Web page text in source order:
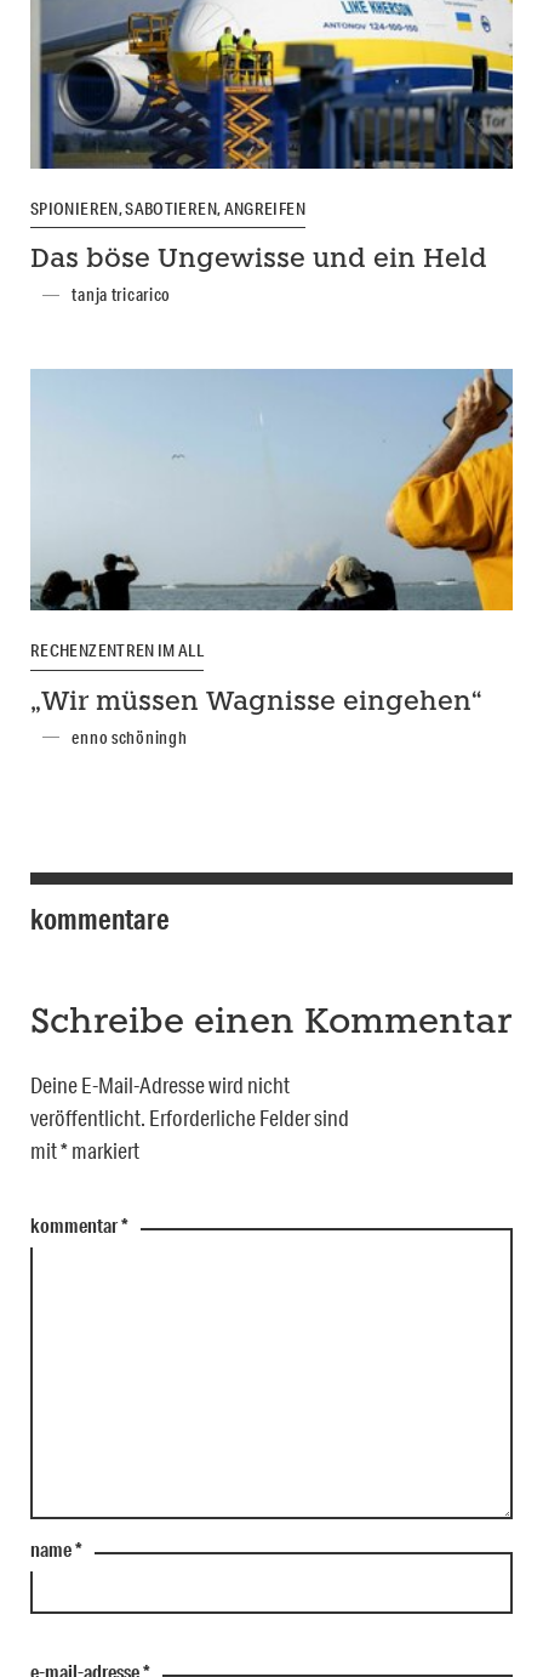
SPIONIEREN, SABOTIEREN, ANGREIFEN
Das böse Ungewisse und ein Held
tanja tricarico
RECHENZENTREN IM ALL
„Wir müssen Wagnisse eingehen“
enno schöningh
kommentare
Schreibe einen Kommentar
Deine E-Mail-Adresse wird nicht
veröffentlicht. Erforderliche Felder sind
mit*markiert
kommentar*
name*
e-mail-adresse*